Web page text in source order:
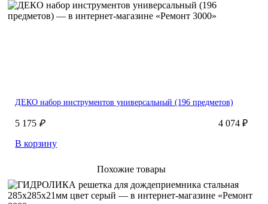
ДЕКО набор инструментов универсальный (196 предметов)
5 175₽
4 074 ₽
В корзину
Похожие товары